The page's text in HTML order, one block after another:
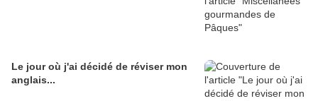
Le jour où j'ai décidé de réviser mon
anglais...